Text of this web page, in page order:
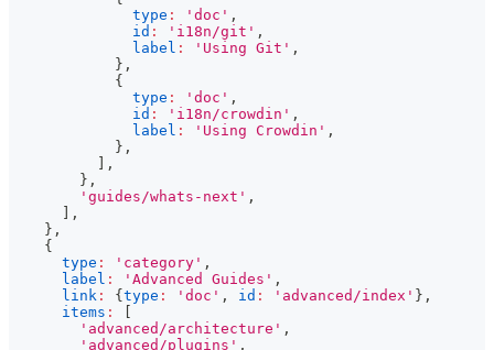
type : 'doc' ,
id : 'i18n/git' ,
label : 'Using Git' ,
} ,
{
type : 'doc' ,
id : 'i18n/crowdin' ,
label : 'Using Crowdin' ,
} ,
,
} ,
'guides/whats-next' ,
,
} ,
{
type : 'category' ,
label : 'Advanced Guides' ,
link : { type : 'doc' , id : 'advanced/index' } ,
items :
'advanced/architecture' ,
'advanced/plugins' ,